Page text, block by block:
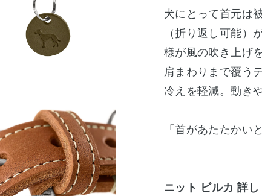
犬にとって首元は
（折り返し可能）
様が風の吹き上げ
肩まわりまで覆う
冷えを軽減。動き
「首があたたかい
ニット ビルカ 詳し